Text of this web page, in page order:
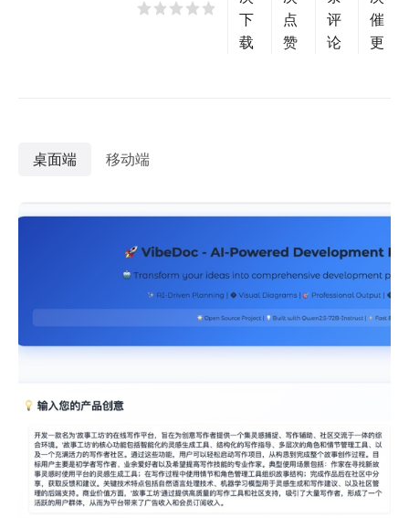
下
载
点
赞
评
论
催
更
桌面端 移动端